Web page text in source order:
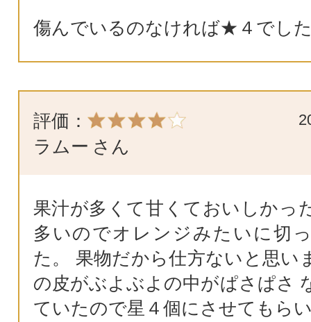
傷んでいるのなければ★４でし
評価：
ラムー さん
果汁が多くて甘くておいしかっ
多いのでオレンジみたいに切
た。 果物だから仕方ないと思い
の皮がぶよぶよの中がぱさぱさ
ていたので星４個にさせてもら